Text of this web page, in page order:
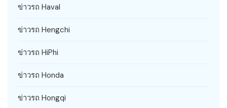
ข่าวรถ Haval
ข่าวรถ Hengchi
ข่าวรถ HiPhi
ข่าวรถ Honda
ข่าวรถ Hongqi